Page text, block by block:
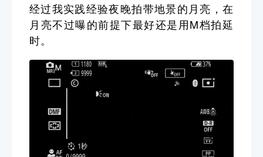
经过我实践经验夜晚拍带地景的月亮，在
月亮不过曝的前提下最好还是用M档拍延
时。